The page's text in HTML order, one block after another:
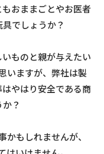
おままごとやお医者
でしょうか？
ものと親が与えたい
いますが、弊社は製
やはり安全である商
？
もしれませんが、